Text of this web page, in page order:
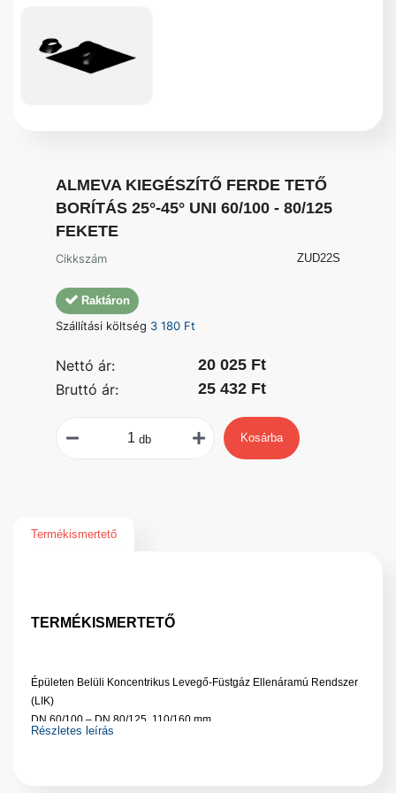
ALMEVA KIEGÉSZÍTŐ FERDE TETŐ
BORÍTÁS 25°-45° UNI 60/100 - 80/125
FEKETE
Cikkszám ZUD22S
Raktáron
Szállítási költség 3 180 Ft
Nettó ár:
20 025 Ft
Bruttó ár:
25 432 Ft
db Kosárba
Termékismertető
TERMÉKISMERTETŐ
Épületen Belüli Koncentrikus Levegő-Füstgáz Ellenáramú Rendszer
(LIK)
DN 60/100 – DN 80/125 110/160 mm
Részletes leírás